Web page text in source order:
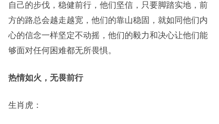
自己的步伐，稳健前行，他们坚信，只要脚踏实地，前
方的路总会越走越宽，他们的靠山稳固，就如同他们内
心的信念一样坚定不动摇，他们的毅力和决心让他们能
够面对任何困难都无所畏惧。
热情如火，无畏前行
生肖虎：